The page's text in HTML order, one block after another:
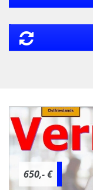
650,- €